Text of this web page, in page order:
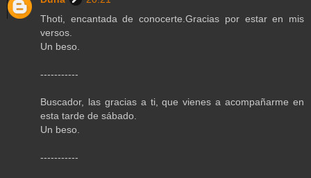
Thoti, encantada de conocerte.Gracias por estar en mis
versos.
Un beso.
-----------
Buscador, las gracias a ti, que vienes a acompañarme en
esta tarde de sábado.
Un beso.
-----------